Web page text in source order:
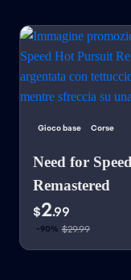
Gioco base Corse
Need for
Remastered
$2.99
-90% $29.99